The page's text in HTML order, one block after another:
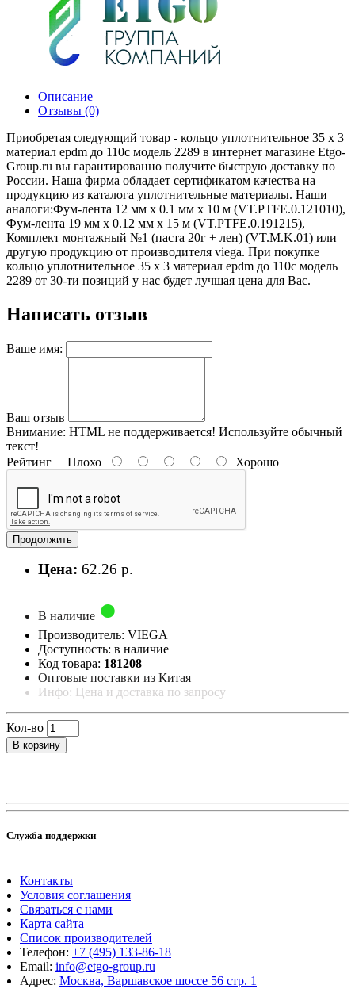
Описание
Отзывы (0)
Приобретая следующий товар - кольцо уплотнительное 35 х 3
материал epdm до 110с модель 2289 в интернет магазине Etgo-
Group.ru вы гарантированно получите быструю доставку по
России. Наша фирма обладает сертификатом качества на
продукцию из каталога уплотнительные материалы. Наши
аналоги:Фум-лента 12 мм х 0.1 мм х 10 м (VT.PTFE.0.121010),
Фум-лента 19 мм х 0.12 мм х 15 м (VT.PTFE.0.191215),
Комплект монтажный №1 (паста 20г + лен) (VT.M.K.01) или
другую продукцию от производителя viega. При покупке
кольцо уплотнительное 35 х 3 материал epdm до 110с модель
2289 от 30-ти позиций у нас будет лучшая цена для Вас.
Написать отзыв
Ваше имя:
Ваш отзыв
Внимание: HTML не поддерживается! Используйте обычный
текст!
Рейтинг Плохо Хорошо
Продолжить
Цена: 62.26 р.
В наличие
Производитель: VIEGA
Доступность: в наличие
Код товара: 181208
Оптовые поставки из Китая
Инфо: Цена и доставка по запросу
Кол-во
В корзину
Служба поддержки
Контакты
Условия соглашения
Связаться с нами
Карта сайта
Список производителей
Телефон: +7 (495) 133-86-18
Email: info@etgo-group.ru
Адрес: Москва, Варшавское шоссе 56 стр. 1